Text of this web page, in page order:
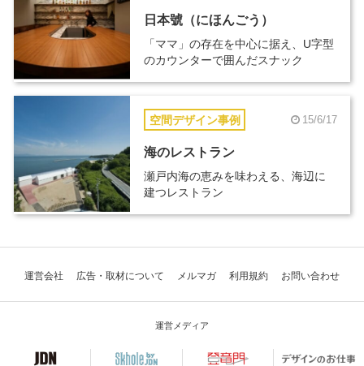
日本號（にほんごう）
「ママ」の存在を中心に据え、U字型
のカウンターで囲んだスナック
空間デザイン事例 15/6/17
海のレストラン
瀬戸内海の恵みを味わえる、海辺に
建つレストラン
運営会社 広告・取材について メルマガ 利用規約 お問い合わせ
運営メディア